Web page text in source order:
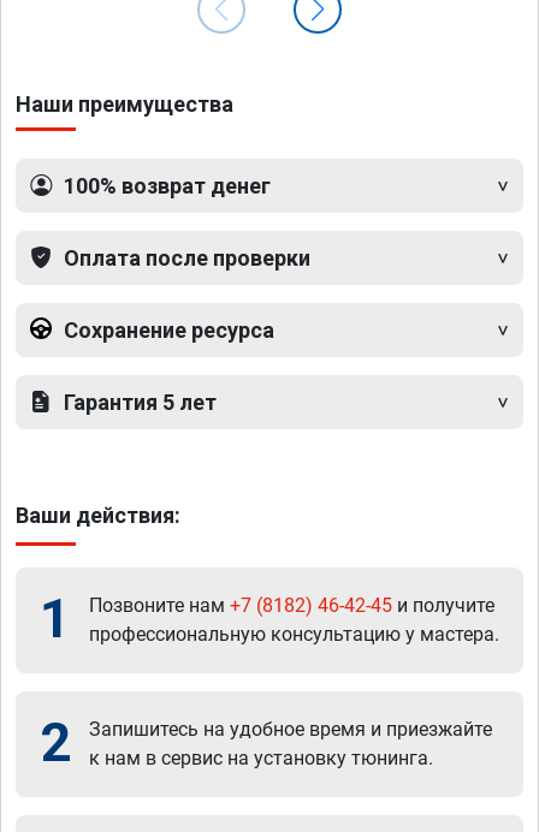
Наши преимущества
100% возврат денег
Оплата после проверки
Сохранение ресурса
Гарантия 5 лет
Ваши действия:
1 Позвоните нам +7 (8182) 46-42-45 и получите
профессиональную консультацию у мастера.
2
Запишитесь на удобное время и приезжайте
к нам в сервис на установку тюнинга.